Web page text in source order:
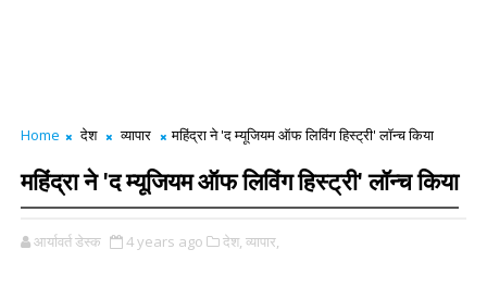
Home देश व्यापार महिंद्रा ने 'द म्यूजियम ऑफ लिविंग हिस्ट्री' लॉन्च किया
महिंद्रा ने 'द म्यूजियम ऑफ लिविंग हिस्ट्री' लॉन्च किया
आर्यावर्त डेस्क 4 years ago देश, व्यापार,